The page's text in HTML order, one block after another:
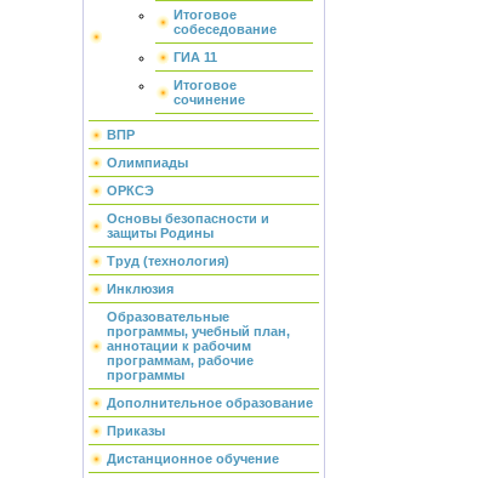
Итоговое
собеседование
ГИА 11
Итоговое
сочинение
ВПР
Олимпиады
ОРКСЭ
Основы безопасности и
защиты Родины
Труд (технология)
Инклюзия
Образовательные
программы, учебный план,
аннотации к рабочим
программам, рабочие
программы
Дополнительное образование
Приказы
Дистанционное обучение